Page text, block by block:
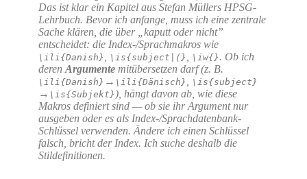
Das ist klar ein Kapitel aus Stefan Müllers HPSG-
Lehrbuch. Bevor ich anfange, muss ich eine zentrale
Sache klären, die über „kaputt oder nicht”
entscheidet: die Index-/Sprachmakros wie
\ili{Danish} \is{subject|(} \iw{} . Ob ich
deren Argumente mitübersetzen darf (z. B.
\ili{Danish} → \ili{Dänisch} \is{subject}
→ \is{Subjekt} ), hängt davon ab, wie diese
Makros definiert sind — ob sie ihr Argument nur
ausgeben oder es als Index-/Sprachdatenbank-
Schlüssel verwenden. Ändere ich einen Schlüssel
falsch, bricht der Index. Ich suche deshalb die
Stildefinitionen.